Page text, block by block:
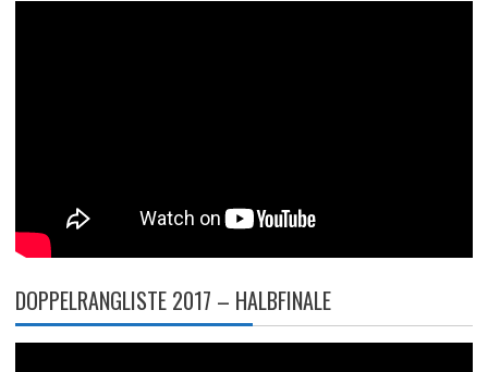
DOPPELRANGLISTE 2017 – HALBFINALE